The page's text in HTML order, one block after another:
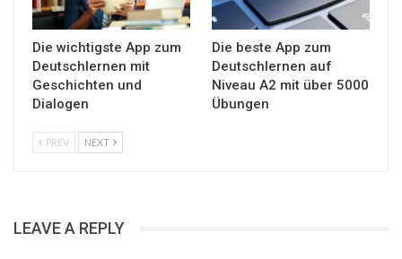
Die wichtigste App zum
Deutschlernen mit
Geschichten und
Dialogen
Die beste App zum
Deutschlernen auf
Niveau A2 mit über 5000
Übungen
PREV NEXT
LEAVE A REPLY